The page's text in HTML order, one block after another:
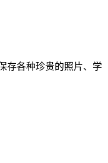
存各种珍贵的照片、学